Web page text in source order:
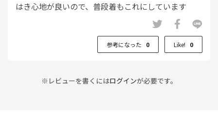
はき心地が良いので、普段着もこれにしています
参考になった 0 Like! 0
※レビューを書くにはログインが必要です。